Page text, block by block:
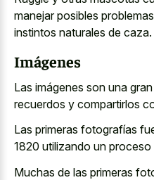
manejar posibles
instintos naturales de caza.
Imágenes
Las imágenes son una
recuerdos y compartirlos
Las primeras fotografías
1820 utilizando un
Muchas de las primeras